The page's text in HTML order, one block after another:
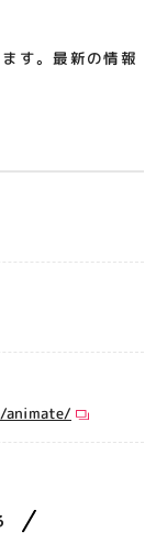
す。最新の情報
animate/